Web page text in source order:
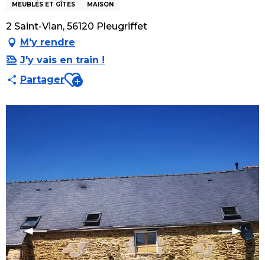
MEUBLÉS ET GÎTES MAISON
2 Saint-Vian, 56120 Pleugriffet
M'y rendre
J'y vais en train !
PartagerAjouter aux favoris